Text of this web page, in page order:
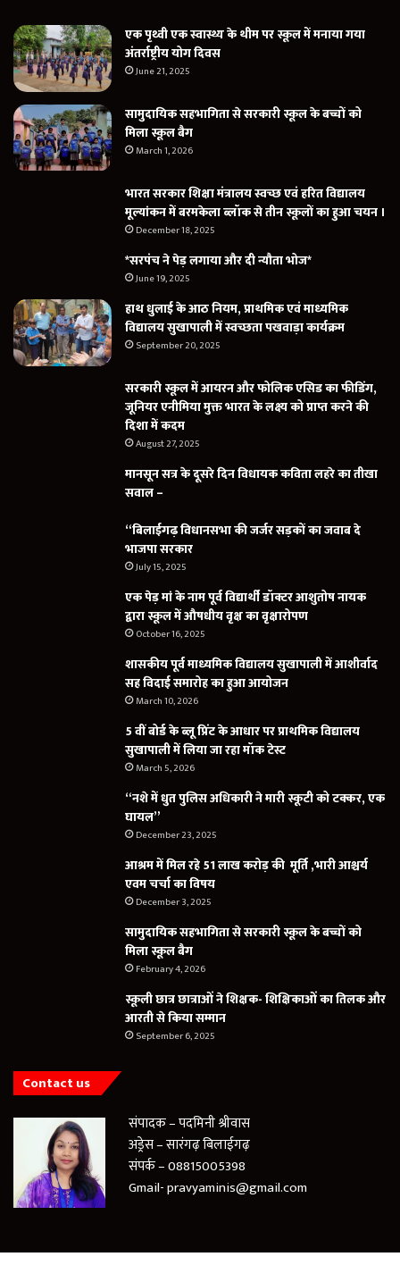
एक पृथ्वी एक स्वास्थ्य के थीम पर स्कूल में मनाया गया
अंतर्राष्ट्रीय योग दिवस
June 21, 2025
सामुदायिक सहभागिता से सरकारी स्कूल के बच्चों को
मिला स्कूल बैग
March 1, 2026
भारत सरकार शिक्षा मंत्रालय स्वच्छ एवं हरित विद्यालय
मूल्यांकन में बरमकेला ब्लॉक से तीन स्कूलों का हुआ चयन ।
December 18, 2025
*सरपंच ने पेड़ लगाया और दी न्यौता भोज*
June 19, 2025
हाथ धुलाई के आठ नियम, प्राथमिक एवं माध्यमिक
विद्यालय सुखापाली में स्वच्छता पखवाड़ा कार्यक्रम
September 20, 2025
सरकारी स्कूल में आयरन और फोलिक एसिड का फीडिंग,
जूनियर एनीमिया मुक्त भारत के लक्ष्य को प्राप्त करने की
दिशा में कदम
August 27, 2025
मानसून सत्र के दूसरे दिन विधायक कविता लहरे का तीखा
सवाल –
“बिलाईगढ़ विधानसभा की जर्जर सड़कों का जवाब दे
भाजपा सरकार
July 15, 2025
एक पेड़ मां के नाम पूर्व विद्यार्थी डॉक्टर आशुतोष नायक
द्वारा स्कूल में औषधीय वृक्ष का वृक्षारोपण
October 16, 2025
शासकीय पूर्व माध्यमिक विद्यालय सुखापाली में आशीर्वाद
सह विदाई समारोह का हुआ आयोजन
March 10, 2026
5 वीं बोर्ड के ब्लू प्रिंट के आधार पर प्राथमिक विद्यालय
सुखापाली में लिया जा रहा मॉक टेस्ट
March 5, 2026
“नशे में धुत पुलिस अधिकारी ने मारी स्कूटी को टक्कर, एक
घायल”
December 23, 2025
आश्रम में मिल रहे 51 लाख करोड़ की मूर्ति ,भारी आश्चर्य
एवम चर्चा का विषय
December 3, 2025
सामुदायिक सहभागिता से सरकारी स्कूल के बच्चों को
मिला स्कूल बैग
February 4, 2026
स्कूली छात्र छात्राओं ने शिक्षक- शिक्षिकाओं का तिलक और
आरती से किया सम्मान
September 6, 2025
Contact us
संपादक – पदमिनी श्रीवास
अड्रेस – सारंगढ़ बिलाईगढ़
संपर्क – 08815005398
Gmail- pravyaminis@gmail.com